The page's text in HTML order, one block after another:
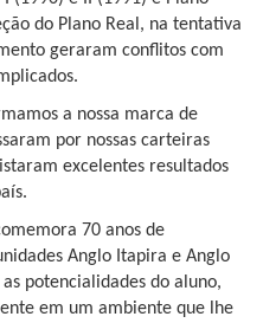
do Plano Real, na tentativa
geraram conflitos com
a nossa marca de
por nossas carteiras
excelentes resultados
70 anos de
Anglo Itapira e Anglo
potencialidades do aluno,
em um ambiente que lhe